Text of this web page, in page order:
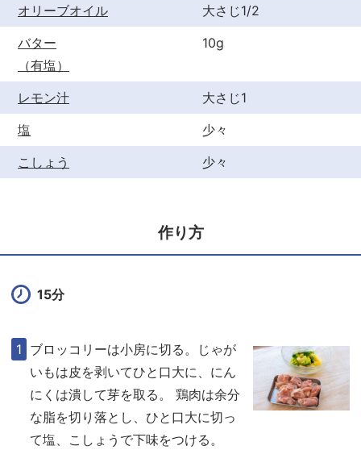
オリーブオイル
大さじ1/2
バター
（有塩）
10g
レモン汁
大さじ1
塩
少々
こしょう
少々
作り方
15分
ブロッコリーは小房に切る。じゃが
いもは皮を剥いてひと口大に、にん
にくは潰して芽を取る。 鶏肉は余分
な脂を切り落とし、ひと口大に切っ
て塩、こしょうで下味をつける。